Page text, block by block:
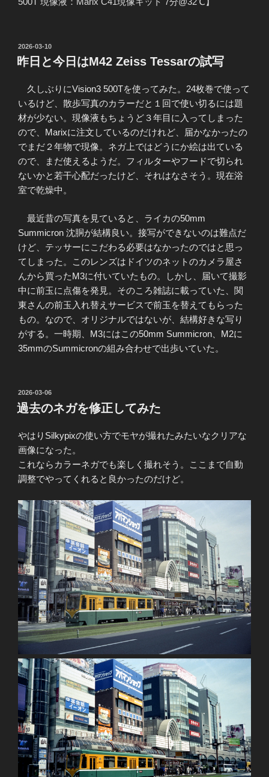
投
稿
日:
2026-03-10
昨日と今日はM42 Zeiss Tessarの試写
久しぶりにVision3 500Tを使ってみた。24枚巻で使って
いるけど、散歩写真のカラーだと１回で使い切るには題
材が少ない。現像液もちょうど３年目に入ってしまった
ので、Marixに注文しているのだけれど、届かなかったの
でまだ２年物で現像。ネガ上ではどうにか絵は出ている
ので、まだ使えるようだ。フィルターやフードで切られ
ないかと若干心配だったけど、それはなさそう。現在浴
室で乾燥中。
最近昔の写真を見ていると、ライカの50mm
Summicron 沈胴が結構良い。接写ができないのは難点だ
けど、テッサーにこだわる必要はなかったのではと思っ
てしまった。このレンズはドイツのネットのカメラ屋さ
んから買ったM3に付いていたもの。しかし、届いて撮影
中に前玉に点傷を発見。そのころ雑誌に載っていた、関
東さんの前玉入れ替えサービスで前玉を替えてもらった
もの。なので、オリジナルではないが、結構好きな写り
がする。一時期、M3にはこの50mm Summicron、M2に
35mmのSummicronの組み合わせで出歩いていた。
投
稿
日:
2026-03-06
過去のネガを修正してみた
やはりSilkypixの使い方でモヤが撮れたみたいなクリアな
画像になった。
これならカラーネガでも楽しく撮れそう。ここまで自動
調整でやってくれると良かったのだけど。